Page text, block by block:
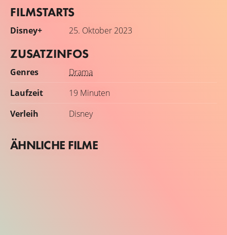
FILMSTARTS
Disney+ 25. Oktober 2023
ZUSATZINFOS
Genres
Drama
Laufzeit
19 Minuten
Verleih
Disney
ÄHNLICHE FILME